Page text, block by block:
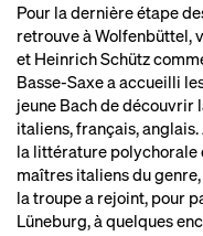
Pour la dernière étape
retrouve à Wolfenbüttel,
et Heinrich Schütz
Basse-Saxe a accueilli
jeune Bach de
italiens, français,
la littérature polychorale
maîtres italiens du
la troupe a rejoint, pour
Lüneburg, à quelques